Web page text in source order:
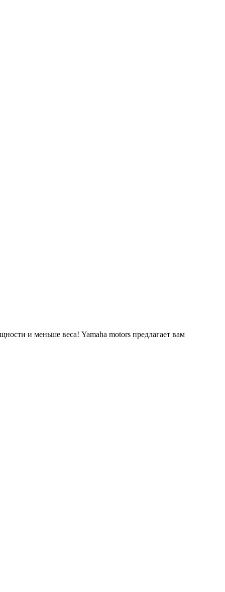
и меньше веса! Yamaha motors предлагает вам